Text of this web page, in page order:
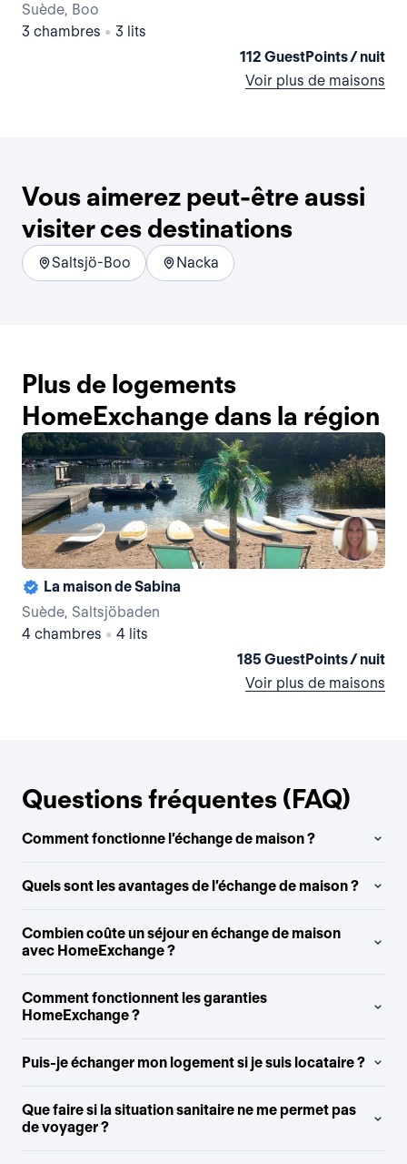
Suède, Boo
3 chambres • 3 lits
112 GuestPoints / nuit
Voir plus de maisons
Vous aimerez peut-être aussi
visiter ces destinations
Saltsjö-Boo Nacka
Plus de logements
HomeExchange dans la région
La maison de Sabina
Suède, Saltsjöbaden
4 chambres • 4 lits
185 GuestPoints / nuit
Voir plus de maisons
Questions fréquentes (FAQ)
Comment fonctionne l’échange de maison ?
Quels sont les avantages de l’échange de maison ?
Combien coûte un séjour en échange de maison
avec HomeExchange ?
Comment fonctionnent les garanties
HomeExchange ?
Puis-je échanger mon logement si je suis locataire ?
Que faire si la situation sanitaire ne me permet pas
de voyager ?